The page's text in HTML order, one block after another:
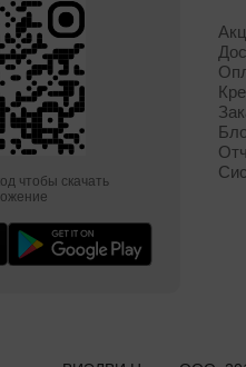
чтобы скачать